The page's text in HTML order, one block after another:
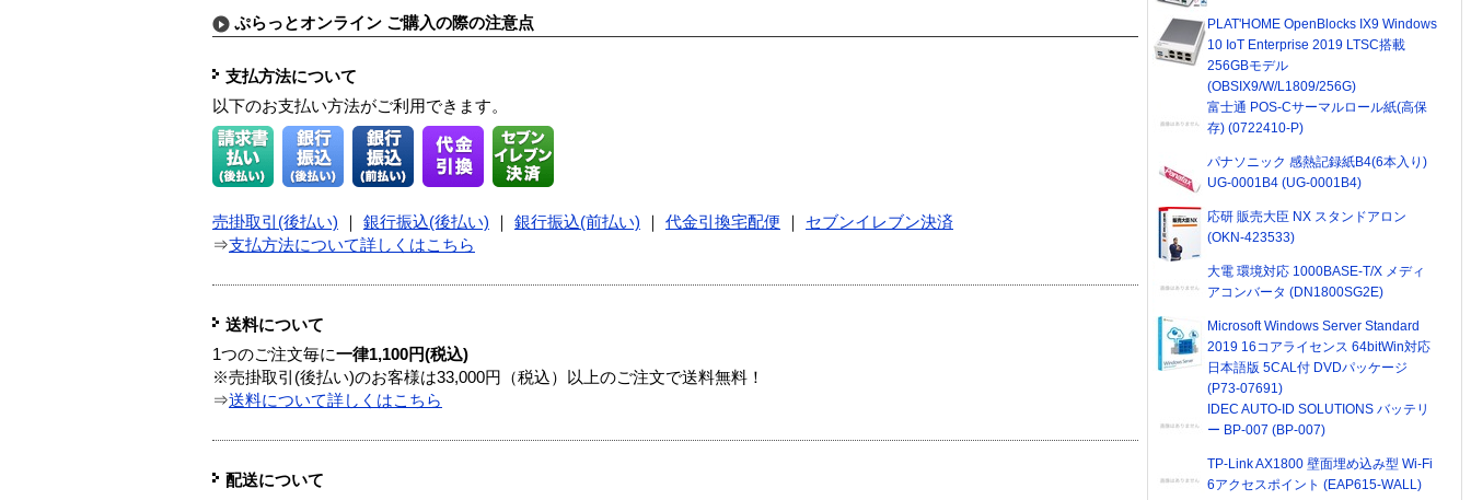
ぷらっとオンライン ご購入の際の注意点
支払方法について
以下のお支払い方法がご利用できます。
売掛取引(後払い) 銀行振込(後払い) 銀行振込(前払い) 代金引換宅配便
セブンイレブン決済
⇒支払方法について詳しくはこちら
送料について
1つのご注文毎に一律1,100円(税込)
※売掛取引(後払い)のお客様は33,000円（税込）以上のご注文で送料無料！
⇒送料について詳しくはこちら
配送について
PLAT'HOME OpenBlocks IX9 Windows
10 IoT Enterprise 2019 LTSC搭載
256GBモデル
(OBSIX9/W/L1809/256G)
富士通 POS-Cサーマルロール紙(高保
存) (0722410-P)
パナソニック 感熱記録紙B4(6本入り)
UG-0001B4 (UG-0001B4)
応研 販売大臣 NX スタンドアロン
(OKN-423533)
大電 環境対応 1000BASE-T/X メディ
アコンバータ (DN1800SG2E)
Microsoft Windows Server Standard
2019 16コアライセンス 64bitWin対応
日本語版 5CAL付 DVDパッケージ
(P73-07691)
IDEC AUTO-ID SOLUTIONS バッテリ
ー BP-007 (BP-007)
TP-Link AX1800 壁面埋め込み型 Wi-Fi
6アクセスポイント (EAP615-WALL)